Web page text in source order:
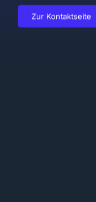
Zur Kontaktseite